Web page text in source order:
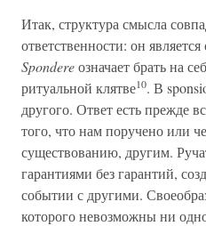
Итак, структура смысла
ответственности: он
Spondereозначает брать на
ритуальной клятве10. В
другого. Ответ есть прежде
того, что нам поручено или
существованию, другим.
гарантиями без гарантий,
событии с другими.
которого невозможны ни